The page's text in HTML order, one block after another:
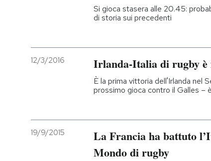
CALENDARIO
Si gioca stasera alle 20.45:
di storia sui precedenti
12/3/2016 Irlanda-Italia di rugby è
È la prima vittoria dell'Irlanda nel
prossimo gioca contro il Galles –
19/9/2015
La Francia ha battuto
Mondo di rugby